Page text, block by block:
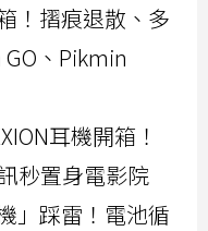
！摺痕退散、多
、Pikmin
耳機開箱！
秒置身電影院
」踩雷！電池循